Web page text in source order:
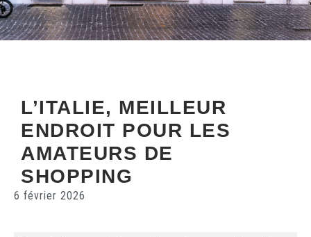
L’ITALIE, MEILLEUR
ENDROIT POUR LES
AMATEURS DE
SHOPPING
6 février 2026